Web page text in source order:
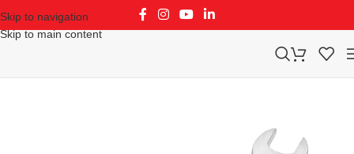
Skip to navigation
Skip to main content